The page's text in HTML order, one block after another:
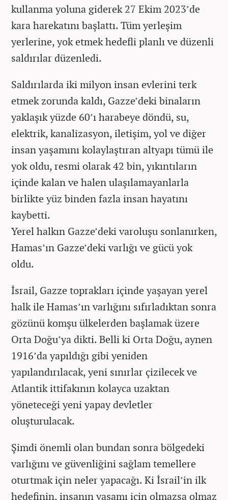
kullanma yoluna giderek 27 Ekim 2023’de
kara harekatını başlattı. Tüm yerleşim
yerlerine, yok etmek hedefli planlı ve düzenli
saldırılar düzenledi.
Saldırılarda iki milyon insan evlerini terk
etmek zorunda kaldı, Gazze’deki binaların
yaklaşık yüzde 60’ı harabeye döndü, su,
elektrik, kanalizasyon, iletişim, yol ve diğer
insan yaşamını kolaylaştıran altyapı tümü ile
yok oldu, resmi olarak 42 bin, yıkıntıların
içinde kalan ve halen ulaşılamayanlarla
birlikte yüz binden fazla insan hayatını
kaybetti.
Yerel halkın Gazze’deki varoluşu sonlanırken,
Hamas’ın Gazze’deki varlığı ve gücü yok
oldu.
İsrail, Gazze toprakları içinde yaşayan yerel
halk ile Hamas’ın varlığını sıfırladıktan sonra
gözünü komşu ülkelerden başlamak üzere
Orta Doğu’ya dikti. Belli ki Orta Doğu, aynen
1916’da yapıldığı gibi yeniden
yapılandırılacak, yeni sınırlar çizilecek ve
Atlantik ittifakının kolayca uzaktan
yöneteceği yeni yapay devletler
oluşturulacak.
Şimdi önemli olan bundan sonra bölgedeki
varlığını ve güvenliğini sağlam temellere
oturtmak için neler yapacağı. Ki İsrail’in ilk
hedefinin, insanın yaşamı için olmazsa olmaz